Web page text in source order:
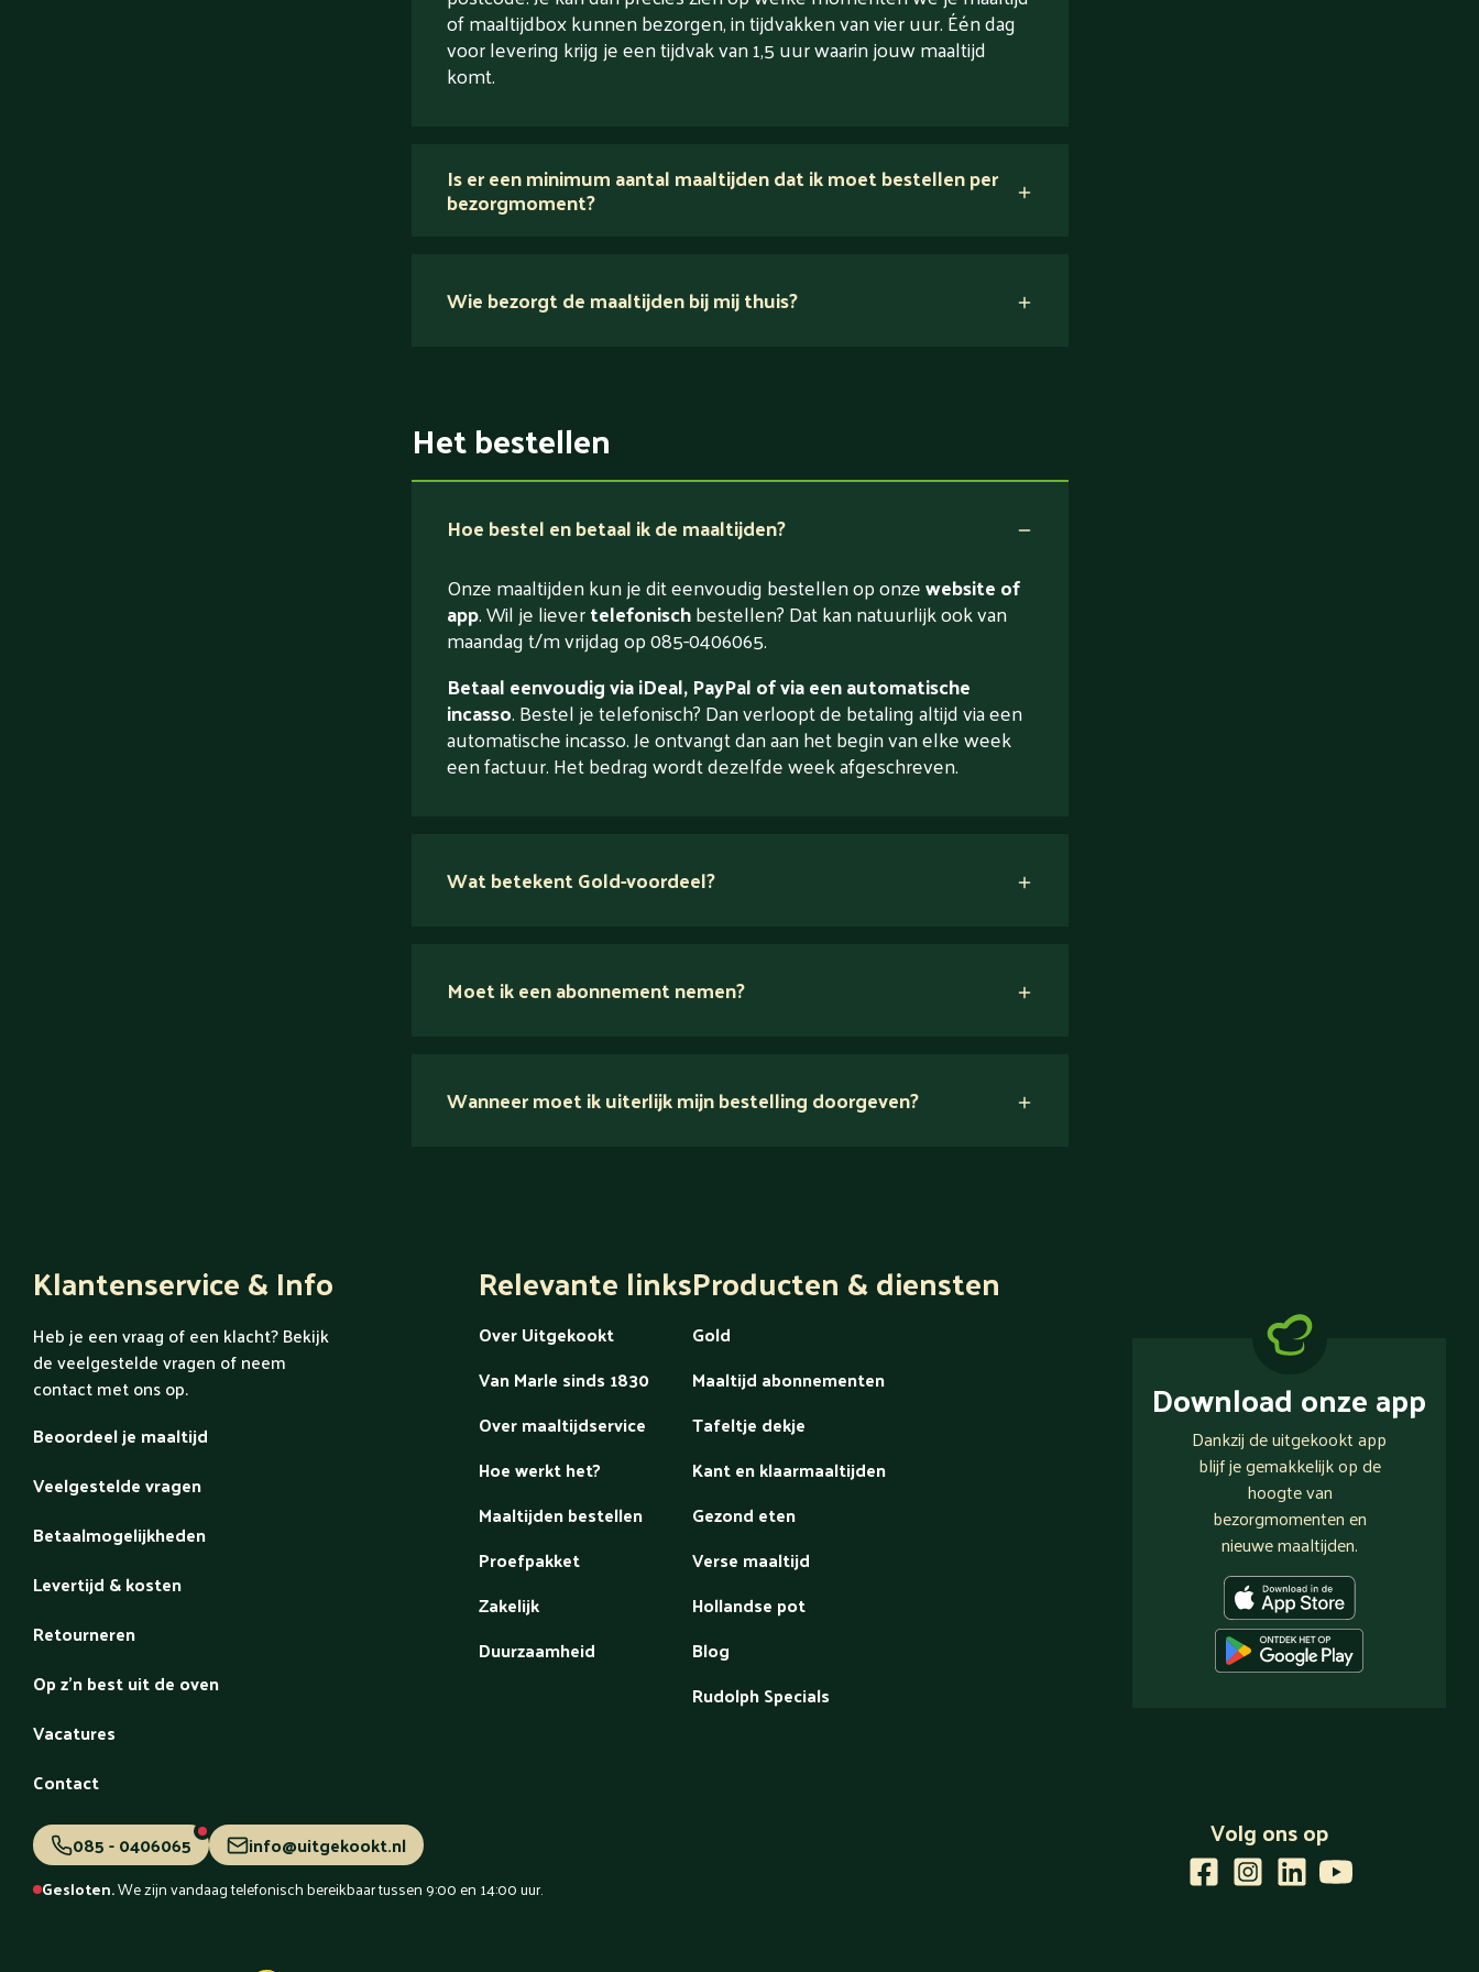
of maaltijdbox kunnen bezorgen, in tijdvakken van vier uur. Één dag
voor levering krijg je een tijdvak van 1,5 uur waarin jouw maaltijd
komt.
Is er een minimum aantal maaltijden dat ik moet bestellen per
bezorgmoment?
Wie bezorgt de maaltijden bij mij thuis?
Het bestellen
Hoe bestel en betaal ik de maaltijden?
Onze maaltijden kun je dit eenvoudig bestellen op onzewebsite of
app. Wil je lievertelefonischbestellen? Dat kan natuurlijk ook van
maandag t/m vrijdag op 085-0406065.
Betaal eenvoudig via iDeal, PayPal of via een automatische
incasso. Bestel je telefonisch? Dan verloopt de betaling altijd via een
automatische incasso. Je ontvangt dan aan het begin van elke week
een factuur. Het bedrag wordt dezelfde week afgeschreven.
Wat betekent Gold-voordeel?
Ontdek alles over Gold
Moet ik een abonnement nemen?
Wanneer moet ik uiterlijk mijn bestelling doorgeven?
Klantenservice & Info
Heb je een vraag of een klacht? Bekijk
de veelgestelde vragen of neem
contact met ons op.
Beoordeel je maaltijd
Veelgestelde vragen
Betaalmogelijkheden
Levertijd & kosten
Retourneren
Op z'n best uit de oven
Vacatures
Contact
Relevante links
Over Uitgekookt
Van Marle sinds 1830
Over maaltijdservice
Hoe werkt het?
Maaltijden bestellen
Proefpakket
Zakelijk
Duurzaamheid
Producten & diensten
Gold
Maaltijd abonnementen
Tafeltje dekje
Kant en klaarmaaltijden
Gezond eten
Verse maaltijd
Hollandse pot
Blog
Rudolph Specials
Download onze app
Dankzij de uitgekookt app
blijf je gemakkelijk op de
hoogte van
bezorgmomenten en
nieuwe maaltijden.
085 - 0406065 info@uitgekookt.nl
Gesloten.We zijn vandaag telefonisch bereikbaar tussen 9:00 en 14:00 uur.
Volg ons op